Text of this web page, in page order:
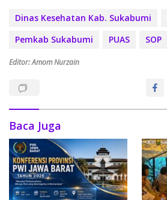
Dinas Kesehatan Kab. Sukabumi
Pemkab Sukabumi
PUAS SOP
Editor: Amom Nurzain
Baca Juga